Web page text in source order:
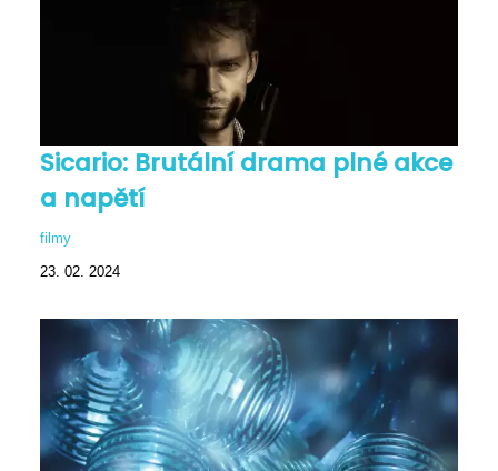
Sicario: Brutální drama plné akce
a napětí
filmy
23. 02. 2024